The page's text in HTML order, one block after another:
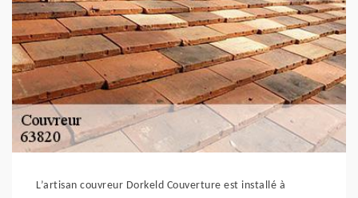
L’artisan couvreur Dorkeld Couverture est installé à